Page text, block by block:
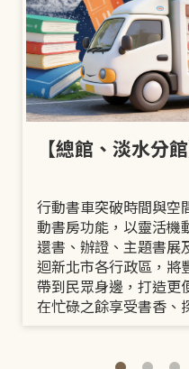
【總館、淡水分
行動書車突破時間與空
動書房功能，以靈活機
還書、辦證、主題書展
迴新北市各行政區，將
帶到民眾身邊，打造更
在忙碌之餘享受書香、